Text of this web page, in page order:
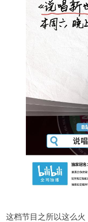
这档节目之所以这么